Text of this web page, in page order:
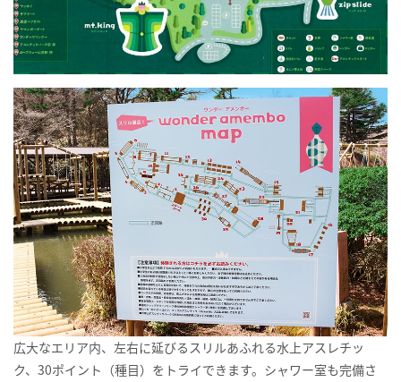
広大なエリア内、左右に延びるスリルあふれる水上アスレチッ
ク、30ポイント（種目）をトライできます。シャワー室も完備さ